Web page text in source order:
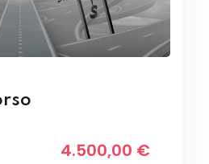
4.500,00 €